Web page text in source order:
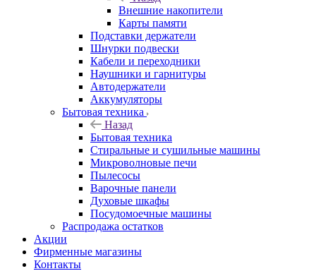
Внешние накопители
Карты памяти
Подставки держатели
Шнурки подвески
Кабели и переходники
Наушники и гарнитуры
Автодержатели
Аккумуляторы
Бытовая техника
Назад
Бытовая техника
Стиральные и сушильные машины
Микроволновые печи
Пылесосы
Варочные панели
Духовые шкафы
Посудомоечные машины
Распродажа остатков
Акции
Фирменные магазины
Контакты